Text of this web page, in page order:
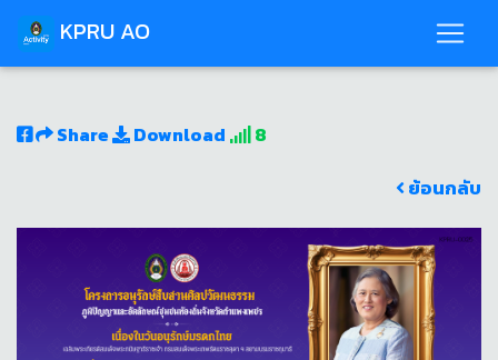
KPRU AO
Share Download
8
ย้อนกลับ